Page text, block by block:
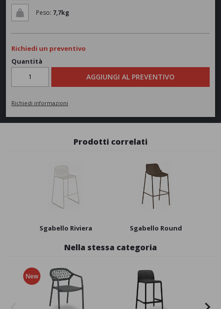
Peso: 7,7kg
Richiedi un preventivo
Quantità
AGGIUNGI AL PREVENTIVO
Richiedi informazioni
Prodotti correlati
Sgabello Riviera Sgabello Round
Nella stessa categoria
New